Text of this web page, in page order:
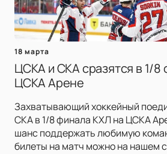
18 марта
ЦСКА и СКА сразятся в 1/8
ЦСКА Арене
Захватывающий хоккейный
СКА в 1/8 финала КХЛ на ЦСКА
шанс поддержать любимую
билеты на матч можно на нашем